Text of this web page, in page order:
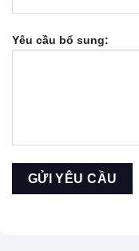
Yêu cầu bổ sung: